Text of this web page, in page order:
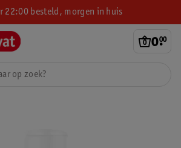
22:00 besteld, morgen in huis
0.
00